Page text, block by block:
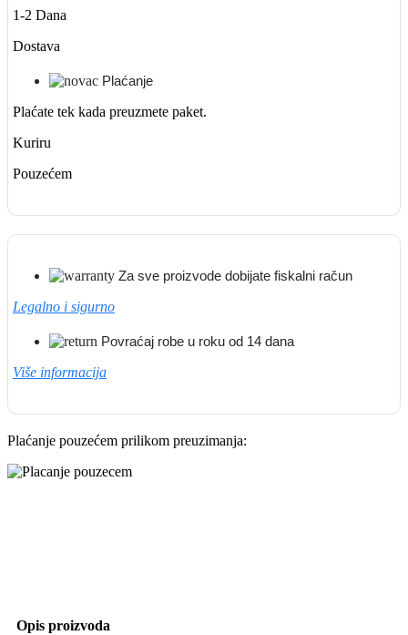
1-2 Dana
Dostava
Plaćanje
Plaćate tek kada preuzmete paket.
Kuriru
Pouzećem
Za sve proizvode dobijate fiskalni račun
Legalno i sigurno
Povraćaj robe u roku od 14 dana
Više informacija
Plaćanje pouzećem prilikom preuzimanja:
Opis proizvoda